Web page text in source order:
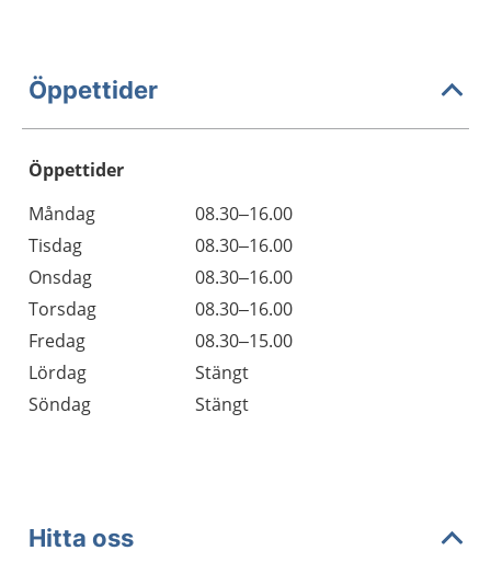
Öppettider
Öppettider
Dag
Öppettider
Kommentarer
Måndag
08.30–16.00
Tisdag
08.30–16.00
Onsdag
08.30–16.00
Torsdag
08.30–16.00
Fredag
08.30–15.00
Lördag
Stängt
Söndag
Stängt
Hitta oss